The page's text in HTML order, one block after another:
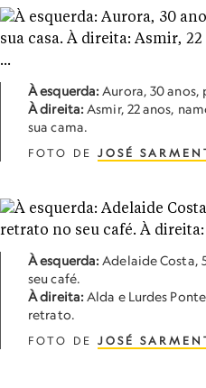
À esquerda:Aurora, 30 anos,
À direita:Asmir, 22 anos,
sua cama.
FOTO DE JOSÉ
À esquerda:Adelaide Costa,
seu café.
À direita:Alda e Lurdes
retrato.
FOTO DE JOSÉ